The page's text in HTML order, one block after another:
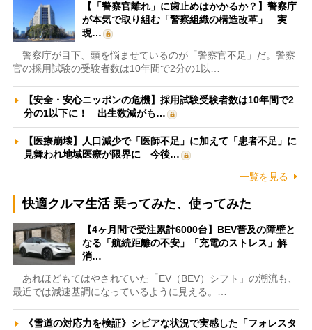
【「警察官離れ」に歯止めはかかるか？】警察庁
が本気で取り組む「警察組織の構造改革」 実
現…
警察庁が目下、頭を悩ませているのが「警察官不足」だ。警察
官の採用試験の受験者数は10年間で2分の1以…
【安全・安心ニッポンの危機】採用試験受験者数は10年間で2
分の1以下に！ 出生数減がも…
【医療崩壊】人口減少で「医師不足」に加えて「患者不足」に
見舞われ地域医療が限界に 今後…
一覧を見る
快適クルマ生活 乗ってみた、使ってみた
【4ヶ月間で受注累計6000台】BEV普及の障壁と
なる「航続距離の不安」「充電のストレス」解
消…
あれほどもてはやされていた「EV（BEV）シフト」の潮流も、
最近では減速基調になっているように見える。…
《雪道の対応力を検証》シビアな状況で実感した「フォレスタ